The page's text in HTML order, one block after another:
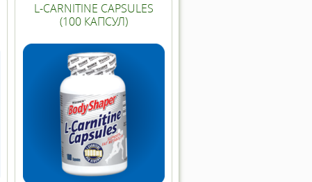
L-CARNITINE CAPSULES
(100 КАПСУЛ)